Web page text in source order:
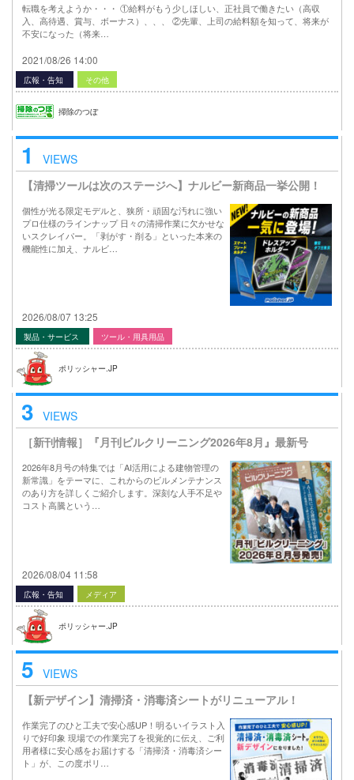
転職を考えようか・・・ ①給料がもう少しほしい、正社員で働きたい（高収
入、高待遇、賞与、ボーナス）、、、 ②先輩、上司の給料額を知って、将来が
不安になった（将来…
2021/08/26 14:00
広報・告知 その他
掃除のつぼ
1
VIEWS
【清掃ツールは次のステージへ】ナルビー新商品一挙公開！
個性が光る限定モデルと、狭所・頑固な汚れに強い
プロ仕様のラインナップ 日々の清掃作業に欠かせな
いスクレイパー。「剥がす・削る」といった本来の
機能性に加え、ナルビ…
2026/08/07 13:25
製品・サービス ツール・用具用品
ポリッシャー.JP
3 VIEWS
［新刊情報］『月刊ビルクリーニング2026年8月』最新号
2026年8月号の特集では「AI活用による建物管理の
新常識」をテーマに、これからのビルメンテナンス
のあり方を詳しくご紹介します。深刻な人手不足や
コスト高騰という…
2026/08/04 11:58
広報・告知 メディア
ポリッシャー.JP
5 VIEWS
【新デザイン】清掃済・消毒済シートがリニューアル！
作業完了のひと工夫で安心感UP！明るいイラスト入
りで好印象 現場での作業完了を視覚的に伝え、ご利
用者様に安心感をお届けする「清掃済・消毒済シー
ト」が、この度ポリ…